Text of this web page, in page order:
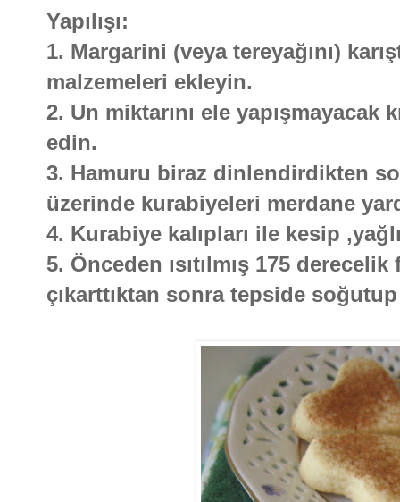
Yapılışı:
1. Margarini (veya tereyağını)
malzemeleri ekleyin.
2. Un miktarını ele yapışmayacak
edin.
3. Hamuru biraz dinlendirdikten
üzerinde kurabiyeleri merdane
4. Kurabiye kalıpları ile kesip
5. Önceden ısıtılmış 175
çıkarttıktan sonra tepside